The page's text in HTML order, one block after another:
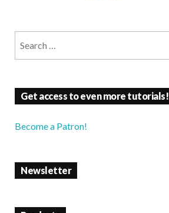
Get access to even more tutorials!
Become a Patron!
Newsletter